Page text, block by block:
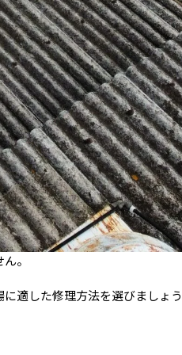
。
適した修理方法を選びましょ